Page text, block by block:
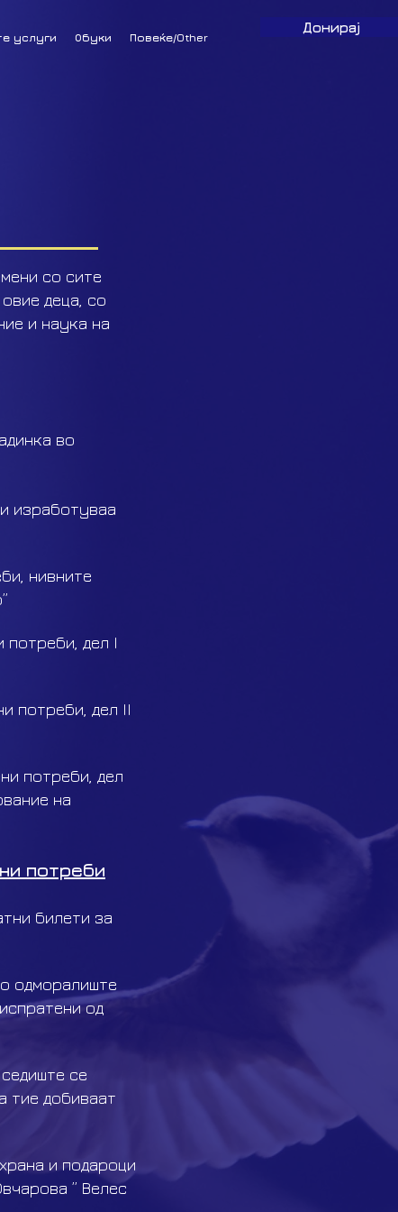
услуги Обуки Повеќе/Other
Донирај
со сите
деца, со
и наука на
во
изработуваа
нивните
потреби, дел I
потреби, дел II
потреби, дел
на
потреби
билети за
одморалиште
од
се
тие добиваат
и подароци
” Велес